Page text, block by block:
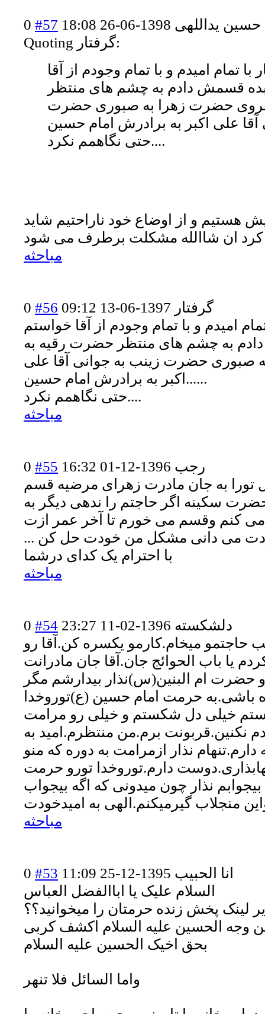
0 #57 حسین یداللهی 1398-06-26 18:08
Quoting گرفتار:
تمام امیدم و با تمام وجودم از آقا
قسمش دادم به چشم های منتظر
حضرت زهرا به صبوری حضرت
حتی نگاهمم نکرد....
هستیم و از اوضاع خود ناراحتیم شاید
کرد ان شاالله مشکلت برطرف می شود
مباحثه
0 #56 گرفتار 1397-06-13 09:12
امیدم و با تمام وجودم از آقا خواستم
به چشم های منتظر حضرت رقیه به
صبوری حضرت زینب به جوانی آقا علی
اکبر به برادرش امام حسین......
حتی نگاهمم نکرد....
مباحثه
0 #55 رجب 1396-12-01 16:32
تورا به جان مادرت زهرای مرضیه قسم
سکینه اگر حاجتم را ندهی دیگر به
می کنم وقسم می خورم تا آخر عمر ازت
می دانی مشکل من خودت حل کن ...
با احترام یک کدای درشما
مباحثه
0 #54 دلشکسته 1396-02-11 23:27
حاجتمو میخام.کارمو یکسره کن.آقا رو
یا باب الحوائج جان.آقا جان مادرانت
ام البنین(س)نذار بیدارشم مگر
باشی.به حرمت امام حسین (ع)توروخدا
خیلی دل شکستم و خیلی رو مرامت
نکنین.قربونت برم.من منتظرم.امید به
نذار ازمرامت به دوره که منو
دارم.توروخدا تورو حرمت
نذار چون میدونی که اگه بیجواب
منجلاب گیرمیکنم.الهی به امیدخودت
مباحثه
0 #53 انا الحبیب 1395-12-25 11:09
السلام علیک یا اباالفضل العباس
لینک پخش زنده حرمتان را میخوانید؟؟
وجه الحسین علیه السلام اکشف کربی
بحق اخیک الحسین علیه السلام
واما السائل فلا تنهر